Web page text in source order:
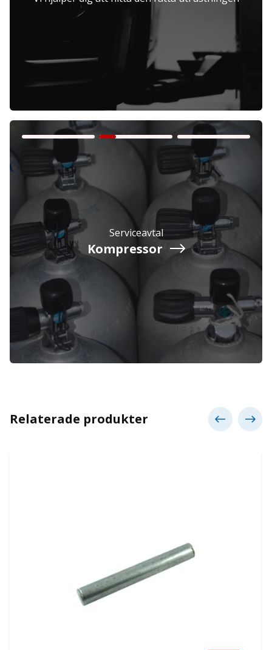
Företag Exkl. moms
Privatperson Inkl. moms
Serviceavtal
Kompressor
Relaterade produkter